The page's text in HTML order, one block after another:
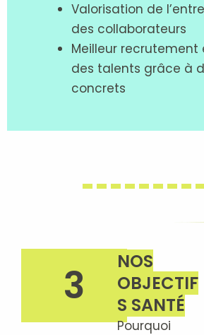
Valorisation de
des collaborateurs
Meilleur
des talents grâce à
concrets
3
NOS
OBJECTIF
S SANTÉ
Pourquoi